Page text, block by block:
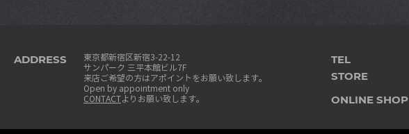
ADDRESS
東京都新宿区新宿3-22-12
サンパーク 三平本館ビル7F
来店ご希望の方はアポイントをお願い致します。
Open by appointment only
CONTACTよりお願い致します。
TEL
STORE
ONLINE SHOP